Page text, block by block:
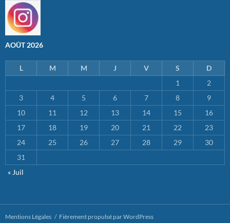
AOÛT 2026
L M M J V S
D
1
2
3
4 5 6 7 8
9
10
11 12 13 14 15
16
17
18 19 20 21 22
23
24
25 26 27 28 29
30
31
« Juil
Mentions Légales Fièrement propulsé par WordPress